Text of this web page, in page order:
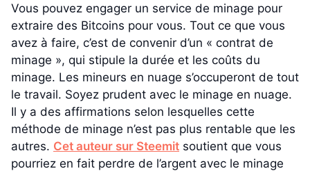
Vous pouvez engager un service de minage pour
extraire des Bitcoins pour vous. Tout ce que vous
avez à faire, c’est de convenir d’un « contrat de
minage », qui stipule la durée et les coûts du
minage. Les mineurs en nuage s’occuperont de tout
le travail. Soyez prudent avec le minage en nuage.
Il y a des affirmations selon lesquelles cette
méthode de minage n’est pas plus rentable que les
autres. Cet auteur sur Steemit soutient que vous
pourriez en fait perdre de l’argent avec le minage